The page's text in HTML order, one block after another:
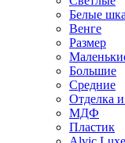
Белые
Венге
Размер
Большие
Средние
Отделка
МДФ
Пластик